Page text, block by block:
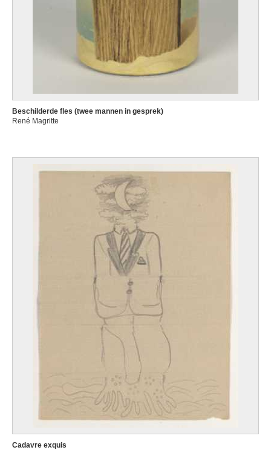
Beschilderde fles (twee mannen in gesprek)
René Magritte
Cadavre exquis